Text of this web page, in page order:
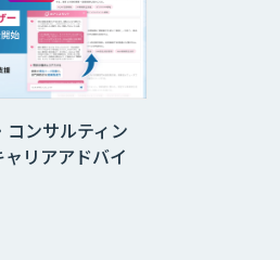
コンサルティン
リアアドバイ